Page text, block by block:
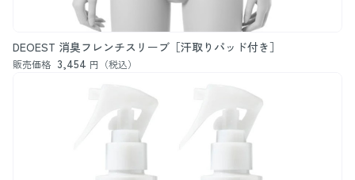
DEOEST 消臭フレンチスリーブ［汗取りパッド付き］
販売価格 3,454 円（税込）